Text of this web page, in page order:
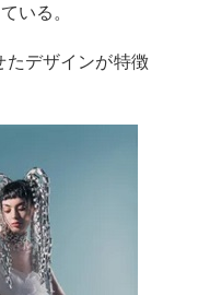
いる。
たデザインが特徴